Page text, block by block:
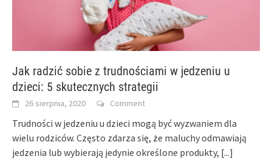
Jak radzić sobie z trudnościami w jedzeniu u
dzieci: 5 skutecznych strategii
26 sierpnia, 2020 Comment
Trudności w jedzeniu u dzieci mogą być wyzwaniem dla
wielu rodziców. Często zdarza się, że maluchy odmawiają
jedzenia lub wybierają jedynie określone produkty, [...]